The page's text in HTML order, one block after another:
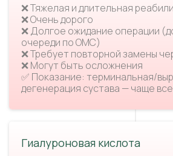
❌ Тяжелая и длительная
❌ Очень дорого
❌ Долгое ожидание операции
очереди по ОМС)
❌ Требует повторной замены
❌ Могут быть осложнения
✅ Показание: терминальная/
дегенерация сустава — чаще
Гиалуроновая кислота